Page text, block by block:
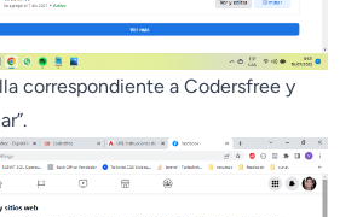
correspondiente a Codersfree y